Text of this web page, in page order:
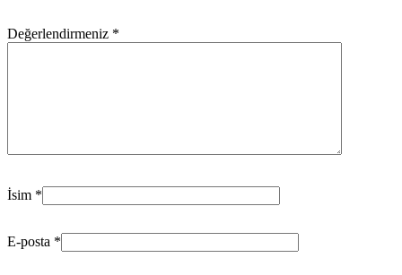
Değerlendirmeniz *
İsim *
E-posta *